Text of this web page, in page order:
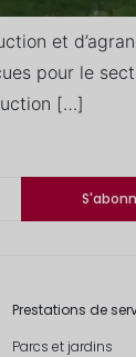
et
pour le
[…]
Prestations de
Parcs et jardins